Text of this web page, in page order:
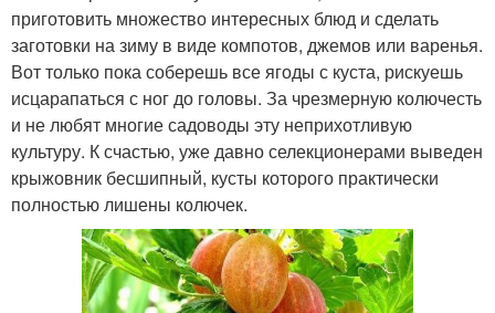
приготовить множество интересных блюд и сделать
заготовки на зиму в виде компотов, джемов или варенья.
Вот только пока соберешь все ягоды с куста, рискуешь
исцарапаться с ног до головы. За чрезмерную колючесть
и не любят многие садоводы эту неприхотливую
культуру. К счастью, уже давно селекционерами выведен
крыжовник бесшипный, кусты которого практически
полностью лишены колючек.